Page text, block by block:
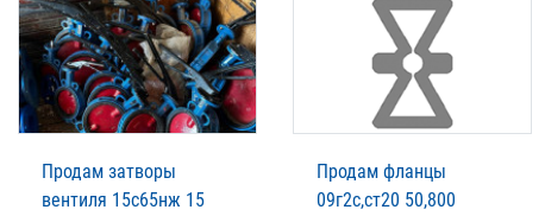
Продам затворы
вентиля 15с65нж 15
Продам фланцы
09г2с,ст20 50,800